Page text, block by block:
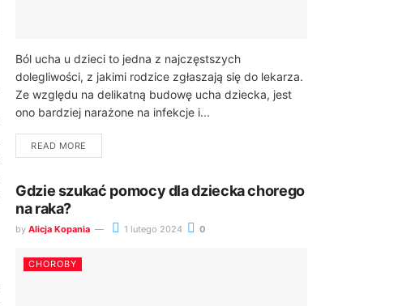
Ból ucha u dzieci to jedna z najczęstszych
dolegliwości, z jakimi rodzice zgłaszają się do lekarza.
Ze względu na delikatną budowę ucha dziecka, jest
ono bardziej narażone na infekcje i...
READ MORE
Gdzie szukać pomocy dla dziecka chorego
na raka?
by Alicja Kopania 1 lutego 2024 0
CHOROBY